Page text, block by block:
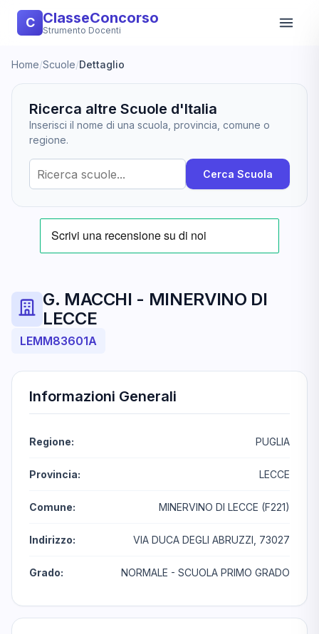
C ClasseConcorso
Strumento Docenti
Home/Scuole/Dettaglio
Ricerca altre Scuole d'Italia
Inserisci il nome di una scuola, provincia, comune o
regione.
Cerca Scuola
G. MACCHI - MINERVINO DI
LECCE
LEMM83601A
Informazioni Generali
Regione: PUGLIA
Provincia: LECCE
Comune: MINERVINO DI LECCE (F221)
Indirizzo: VIA DUCA DEGLI ABRUZZI, 73027
Grado: NORMALE - SCUOLA PRIMO GRADO